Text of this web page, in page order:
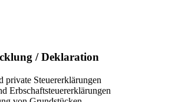
/ Deklaration
private Steuererklärungen
Erbschaftsteuererklärungen